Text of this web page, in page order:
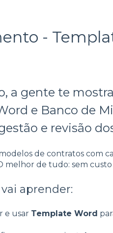
-
a gente te
e Banco de
e revisão
de contratos com
melhor de tudo: sem
aprender:
e usar Template Word